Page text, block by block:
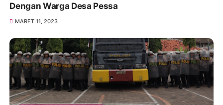
Dengan Warga Desa Pessa
MARET 11, 2023